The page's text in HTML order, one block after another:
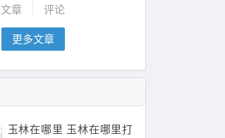
文章
评论
更多文章
玉林在哪里 玉林在哪里打